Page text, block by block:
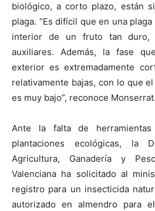
biológico, a corto plazo, están
plaga. “Es difícil que en una
interior de un fruto tan duro,
auxiliares. Además, la fase
exterior es extremadamente
relativamente bajas, con lo que
es muy bajo”, reconoce Monserrat.
Ante la falta de
plantaciones ecológicas, la
Agricultura, Ganadería y
Valenciana ha solicitado al
registro para un insecticida
autorizado en almendro para